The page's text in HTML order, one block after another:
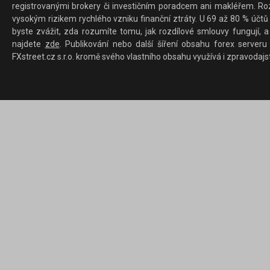
registrovanými brokery či investičním poradcem ani makléřem.
vysokým rizikem rychlého vzniku finanční ztráty. U 69 až 80 %
byste zvážit, zda rozumíte tomu, jak rozdílové smlouvy fungují,
najdete zde. Publikování nebo další šíření obsahu forex
FXstreet.cz s.r.o. kromě svého vlastního obsahu využívá i